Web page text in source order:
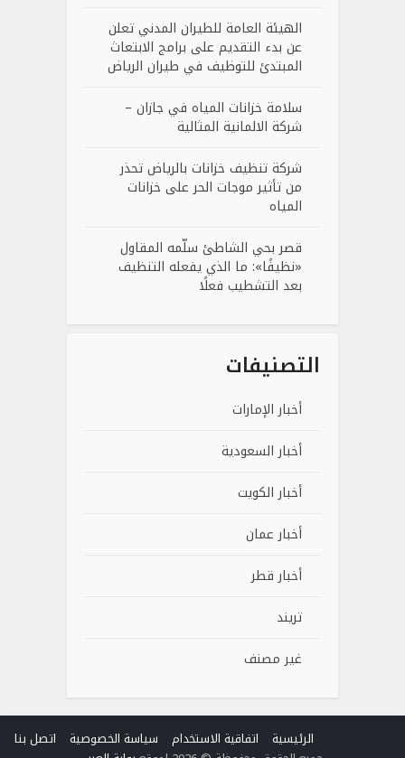
الهيئة العامة للطيران المدني تعلن
عن بدء التقديم على برامج الابتعاث
المبتدئ للتوظيف في طيران الرياض
سلامة خزانات المياه في جازان –
شركة الالمانية المثالية
شركة تنظيف خزانات بالرياض تحذر
من تأثير موجات الحر على خزانات
المياه
قصر بحي الشاطئ سلّمه المقاول
«نظيفًا»: ما الذي يفعله التنظيف
بعد التشطيب فعلًا
التصنيفات
أخبار الإمارات
أخبار السعودية
أخبار الكويت
أخبار عمان
أخبار قطر
تريند
غير مصنف
الرئيسية اتفاقية الاستخدام سياسة الخصوصية
اتصل بنا